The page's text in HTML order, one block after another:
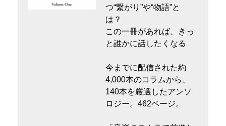
つ“繋がり”や“物語”と
は？
この一冊があれば、きっ
と誰かに話したくなる
今までに配信された約
4,000本のコラムから、
140本を厳選したアンソ
ロジー。462ページ。